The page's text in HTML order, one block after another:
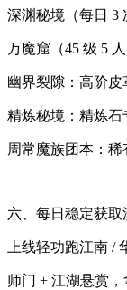
深渊秘境（每日 3
万魔窟（45 级 5
幽界裂隙：高阶
精炼秘境：精炼石
周常魔族团本：
六、每日稳定获取
上线轻功跑江南 /
师门 + 江湖悬赏